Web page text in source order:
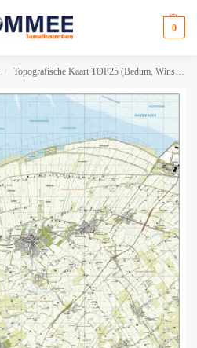
0
/ Topografische Kaart TOP25 (Bedum, Winsum, Uithuizen, Ten Boer, Uithuizermeeden, Loppersum)